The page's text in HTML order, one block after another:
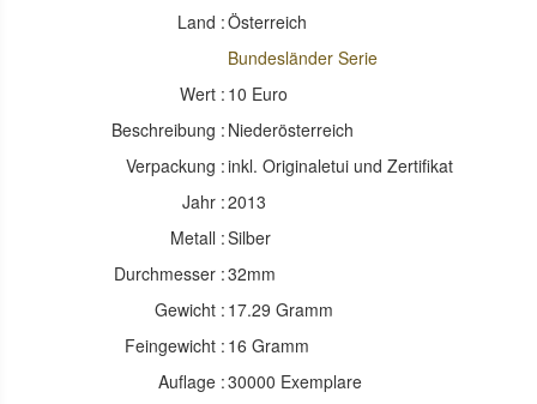
Land :Österreich
Bundesländer Serie
Wert : 10 Euro
Beschreibung : Niederösterreich
Verpackung :inkl. Originaletui und Zertifikat
Jahr :2013
Metall :Silber
Durchmesser :32mm
Gewicht : 17.29 Gramm
Feingewicht : 16 Gramm
Auflage :30000 Exemplare